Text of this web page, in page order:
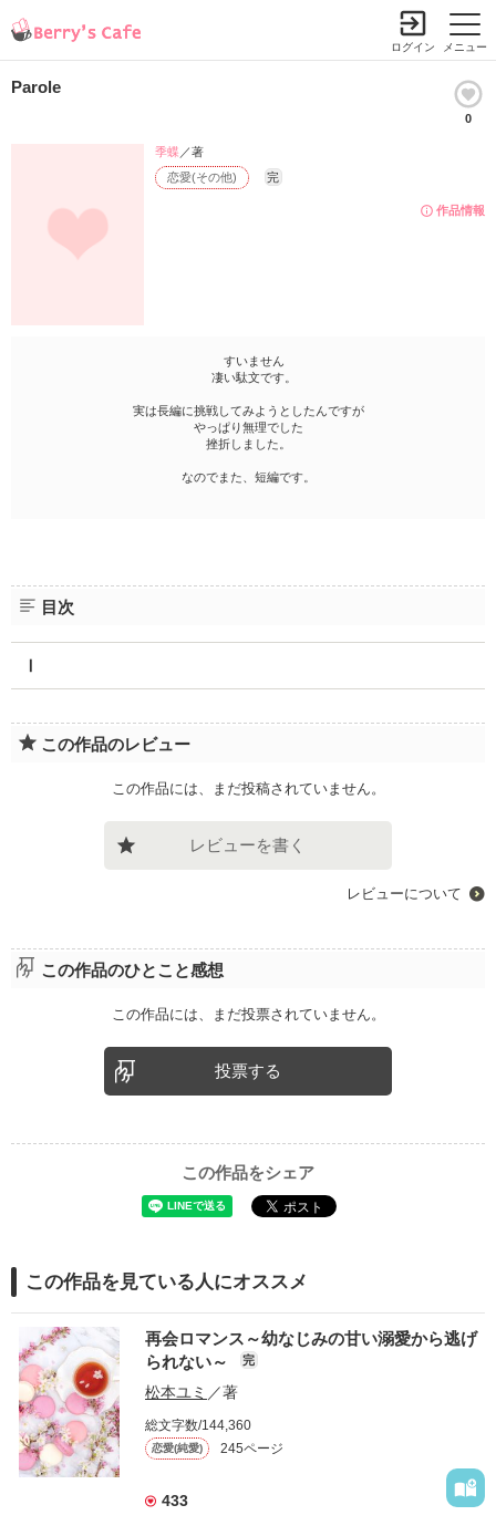
メニュー
ログイン
Parole
0
作品情報
恋愛(その他) 完
季蝶 ／著
すいません
凄い駄文です。
実は長編に挑戦してみようとしたんですが
やっぱり無理でした
挫折しました。
なのでまた、短編です。
目次
Ⅰ
この作品のレビュー
この作品には、まだ投稿されていません。
レビューを書く
レビューについて
この作品のひとこと感想
この作品には、まだ投票されていません。
投票する
この作品をシェア
この作品を見ている人にオススメ
再会ロマンス～幼なじみの甘い溺愛から逃げ
られない～
完
松本ユミ ／著
総文字数/144,360
恋愛(純愛) 245ページ
433